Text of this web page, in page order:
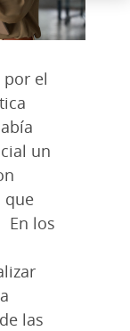
el
un
que
En los
las